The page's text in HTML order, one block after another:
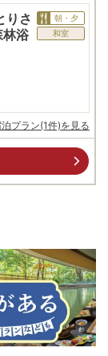
りさ
林浴
朝・夕
和室
プラン(1件)を見る